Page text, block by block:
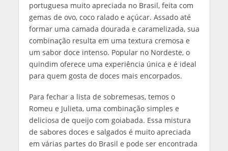
portuguesa muito apreciada no Brasil, feita com
gemas de ovo, coco ralado e açúcar. Assado até
formar uma camada dourada e caramelizada, sua
combinação resulta em uma textura cremosa e
um sabor doce intenso. Popular no Nordeste, o
quindim oferece uma experiência única e é ideal
para quem gosta de doces mais encorpados.
Para fechar a lista de sobremesas, temos o
Romeu e Julieta, uma combinação simples e
deliciosa de queijo com goiabada. Essa mistura
de sabores doces e salgados é muito apreciada
em várias partes do Brasil e pode ser encontrada